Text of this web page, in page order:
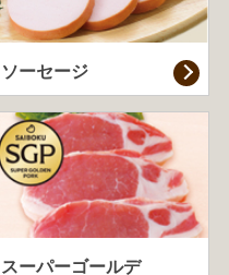
ソーセージ
スーパーゴールデ